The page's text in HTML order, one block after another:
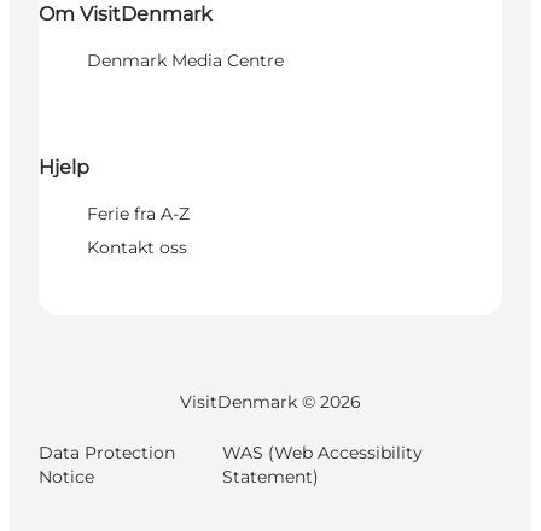
Om VisitDenmark
Denmark Media Centre
Hjelp
Ferie fra A-Z
Kontakt oss
VisitDenmark © 2026
Data Protection
Notice
WAS (Web Accessibility
Statement)